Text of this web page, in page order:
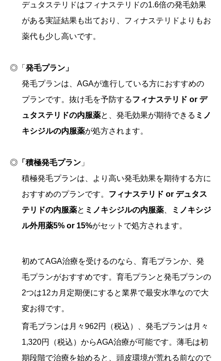
デュタステリドはフィナステリドの1.6倍の発毛効果
がある実証結果も出ており、フィナステリドよりもお
薬代も少し高いです。
◎「 発毛プラン」
発毛プランは、AGAが進行している方におすすめの
プランです。抜け毛を予防するフィナステリド or デ
ュタステリドの内服薬と、発毛効果が期待できる ミノ
キシジルの内服薬が処方されます。
◎ 「積極発毛プラン 」
積極発毛プランは、より高い発毛効果を期待する方に
おすすめのプランです。 フィナステリド or デュタス
テリドの内服薬と ミノキシジルの内服薬
ミノキシジ
ル外用薬5% or 15%がセットで処方されます。
初めてAGA治療を受けるのなら、育毛プランか、発
毛プランがおすすめです。育毛プランと発毛プランの
2つは12カ月定期便にすると業界で最安水準なので大
変お得です。
育毛プランは月々962円（税込）、発毛プランは月々
1,320円（税込）からAGA治療が可能です。薄毛は初
期段階で治療を始めると、頭皮環境が荒れる前なので